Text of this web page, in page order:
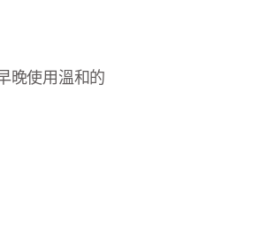
晚使用溫和的